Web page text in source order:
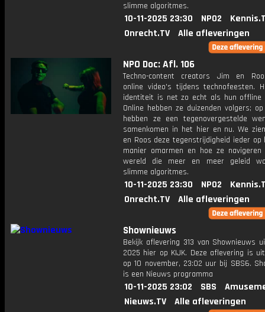
slimme algoritmes.
10-11-2025 23:30 NPO2
Onrecht.TV
Alle afleveringen
NPO Doc: Afl. 106
Techno-content creators Jim en
online video's tijdens technofeesten.
identiteit is net zo echt als hun offline
Online hebben ze duizenden volgers;
hebben ze een tegenovergestelde
samenkomen in het hier en nu. We
en Roos deze tegenstrijdigheid ieder op
manier omarmen en hoe ze
wereld die meer en meer geleid
slimme algoritmes.
10-11-2025 23:30 NPO2
Onrecht.TV
Alle afleveringen
Shownieuws
Bekijk aflevering 313 van Shownieuws
2025 hier op KIJK. Deze aflevering is
op 10 november, 23:02 uur bij SBS6.
is een Nieuws programma
10-11-2025 23:02 SBS
Nieuws.TV
Alle afleveringen